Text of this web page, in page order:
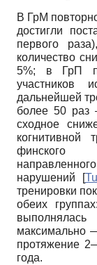
В ГрМ
достигли
первого
количество
5%; в ГрП
участников
дальнейшей
более 50 раз
сходное
когнитивной
финского
нарушений
[
тренировки
обеих
максимально
протяжение
года.